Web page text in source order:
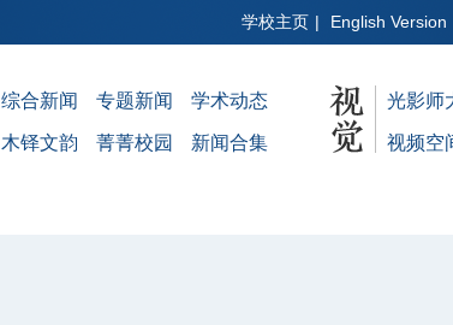
学校主页 | English Version
综合新闻 专题新闻 学术动态
木铎文韵 菁菁校园 新闻合集
光影师
视频空